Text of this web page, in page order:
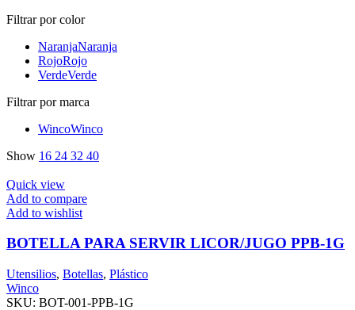
Filtrar por color
NaranjaNaranja
RojoRojo
VerdeVerde
Filtrar por marca
WincoWinco
Show 16 24 32 40
Quick view
Add to compare
Add to wishlist
BOTELLA PARA SERVIR LICOR/JUGO PPB-1G
Utensilios, Botellas, Plástico
Winco
SKU: BOT-001-PPB-1G